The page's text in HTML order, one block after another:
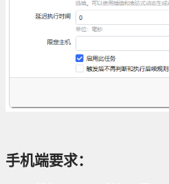
手机端要求：